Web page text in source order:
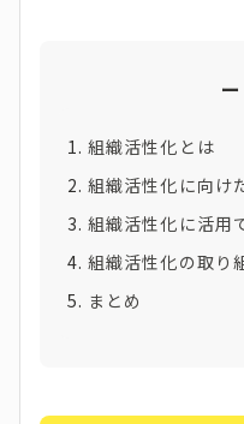
組織活性化とは
組織活性化に向け
組織活性化に活用
組織活性化の取り
まとめ